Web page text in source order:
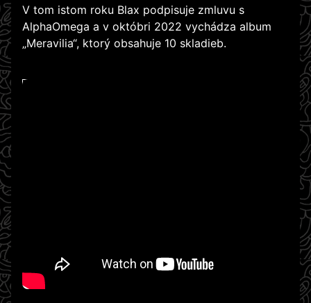
V tom istom roku Blax podpisuje zmluvu s
AlphaOmega a v októbri 2022 vychádza album
„Meravilia“, ktorý obsahuje 10 skladieb.